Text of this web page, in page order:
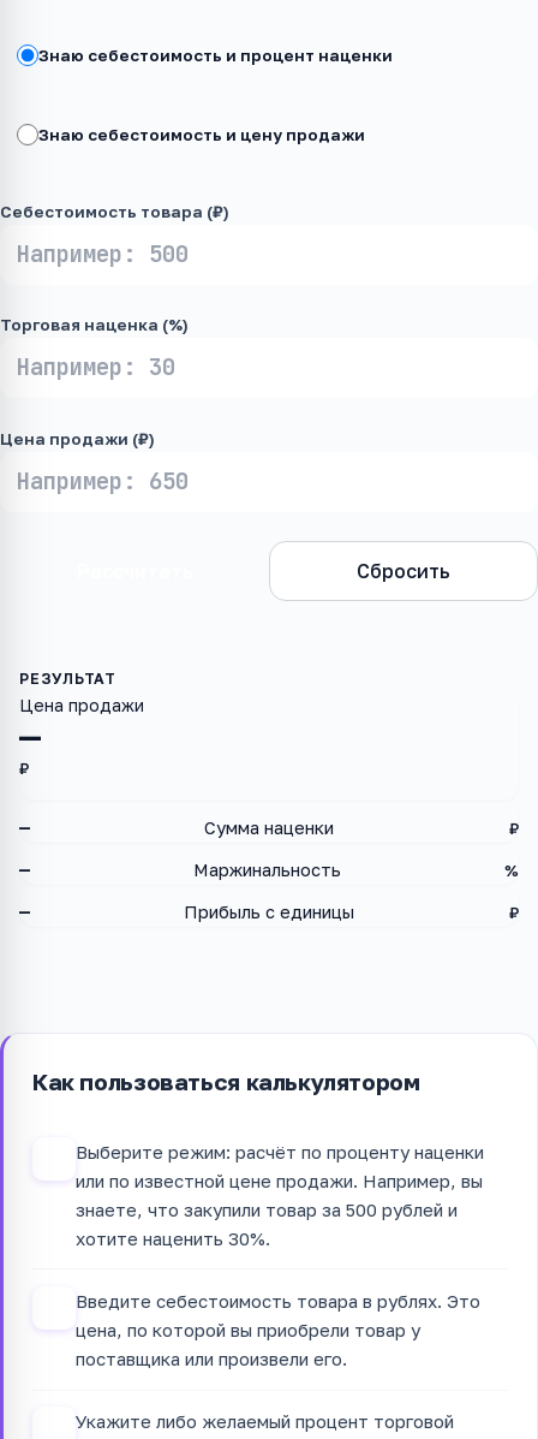
Знаю себестоимость и процент наценки
Знаю себестоимость и цену продажи
Себестоимость товара (₽)
Торговая наценка (%)
Цена продажи (₽)
Сбросить
—
Цена продажи
₽
— Сумма наценки ₽
— Маржинальность %
— Прибыль с единицы ₽
Как пользоваться калькулятором
Выберите режим: расчёт по проценту наценки
или по известной цене продажи. Например, вы
знаете, что закупили товар за 500 рублей и
хотите наценить 30%.
Введите себестоимость товара в рублях. Это
цена, по которой вы приобрели товар у
поставщика или произвели его.
Укажите либо желаемый процент торговой